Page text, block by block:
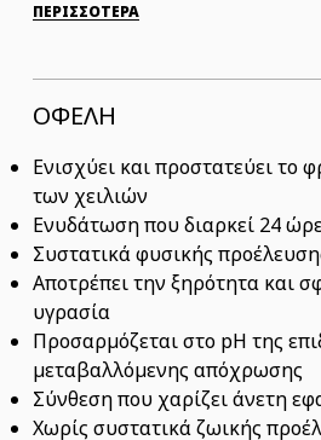
ΠΕΡΙΣΣΟΤΕΡΑ
ΟΦΕΛΗ
Ενισχύει και προστατεύει το
των χειλιών
Ενυδάτωση που διαρκεί 24
Συστατικά φυσικής
Αποτρέπει την ξηρότητα και
υγρασία
Προσαρμόζεται στο pH της
μεταβαλλόμενης απόχρωσης
Σύνθεση που χαρίζει άνετη
Χωρίς συστατικά ζωικής